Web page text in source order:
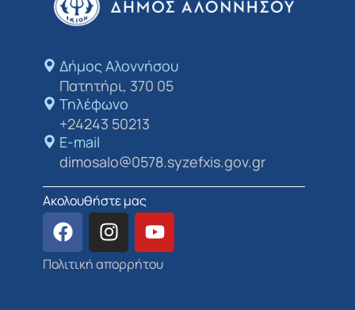
Δήμος Αλοννήσου​
Πατητήρι, 370 05
Τηλέφωνο
+24243 50213
E-mail
dimosalo@0578.syzefxis.gov.gr
Ακολουθήστε μας
Πολιτική απορρήτου